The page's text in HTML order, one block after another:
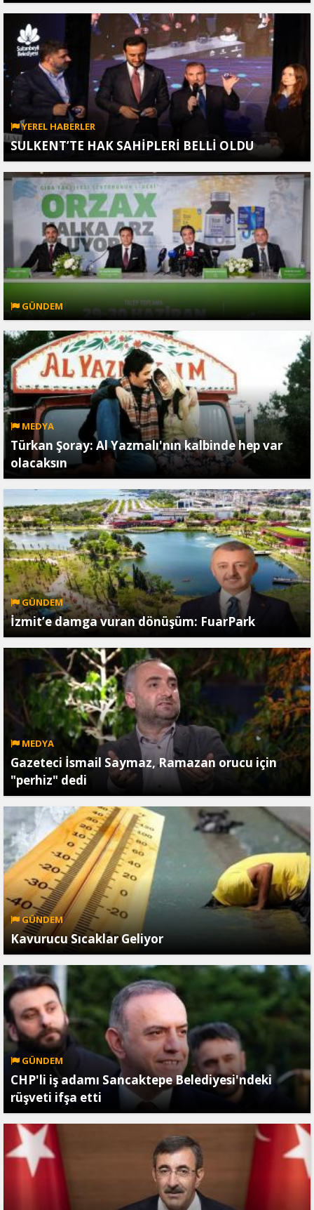
YEREL HABERLER
SULKENT’TE HAK SAHİPLERİ BELLİ OLDU
GÜNDEM
MEDYA
Türkan Şoray: Al Yazmalı'nın kalbinde hep var
olacaksın
GÜNDEM
İzmit’e damga vuran dönüşüm: FuarPark
MEDYA
Gazeteci İsmail Saymaz, Ramazan orucu için
"perhiz" dedi
GÜNDEM
Kavurucu Sıcaklar Geliyor
GÜNDEM
CHP'li iş adamı Sancaktepe Belediyesi'ndeki
rüşveti ifşa etti